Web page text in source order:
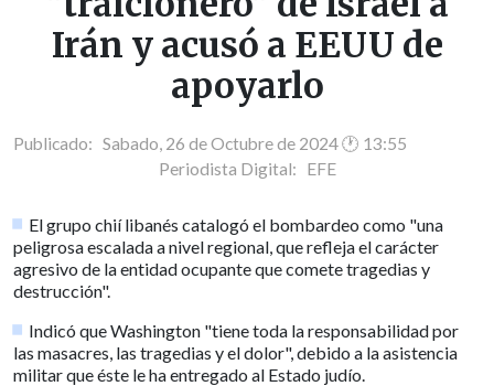
Irán y acusó a EEUU de
apoyarlo
Publicado: Sabado, 26 de Octubre de 2024 🕐 13:55
Periodista Digital: EFE
El grupo chií libanés catalogó el bombardeo como "una
peligrosa escalada a nivel regional, que refleja el carácter
agresivo de la entidad ocupante que comete tragedias y
destrucción".
Indicó que Washington "tiene toda la responsabilidad por
las masacres, las tragedias y el dolor", debido a la asistencia
militar que éste le ha entregado al Estado judío.